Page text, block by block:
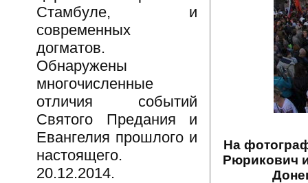
Стамбуле, и
современных
догматов.
Обнаружены
многочисленные
отличия событий
Святого Предания и
Евангелия прошлого и
настоящего.
20.12.2014.
На
Рюрикович